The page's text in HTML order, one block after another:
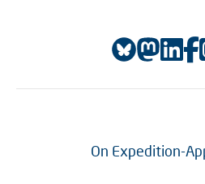
On Expedition-